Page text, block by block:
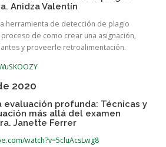
Anidza Valentín
herramienta de detección de plagio
de como crear una asignación,
y proveerle retroalimentación.
2020
evaluación profunda: Técnicas y
más allá del examen
Janette Ferrer
watch?v=5cluAcsLwg8